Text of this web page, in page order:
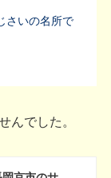
さいの名所で
んでした。